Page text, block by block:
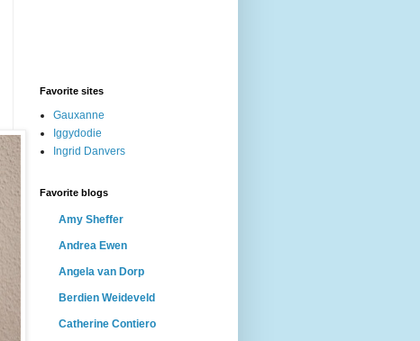
Favorite sites
Gauxanne
Iggydodie
Ingrid Danvers
Favorite blogs
Amy Sheffer
Andrea Ewen
Angela van Dorp
Berdien Weideveld
Catherine Contiero